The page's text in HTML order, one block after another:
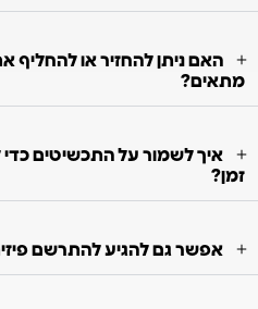
האם ניתן להחזיר או
מתאים?
איך לשמור על התכשיטים כדי
זמן?
אפשר גם להגיע להתרשם